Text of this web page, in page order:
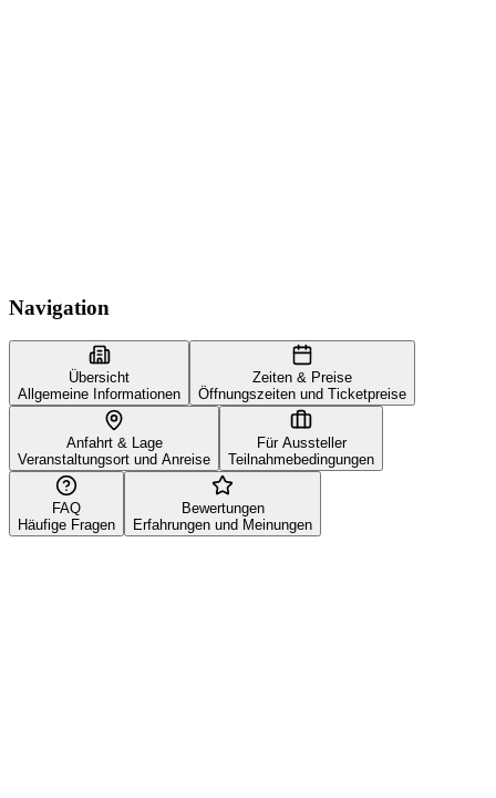
Navigation
Übersicht
Allgemeine Informationen
Zeiten & Preise
Öffnungszeiten und Ticketpreise
Anfahrt & Lage
Veranstaltungsort und Anreise
Für Aussteller
Teilnahmebedingungen
FAQ
Häufige Fragen
Bewertungen
Erfahrungen und Meinungen